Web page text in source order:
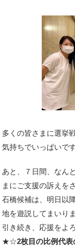
多くの皆さまに選挙
気持ちでいっぱいです
あと、７日間、なん
まにご支援の訴えを
石橋候補は、明日以
地を遊説してまいり
引き続き、応援をよ
★☆2枚目の比例代